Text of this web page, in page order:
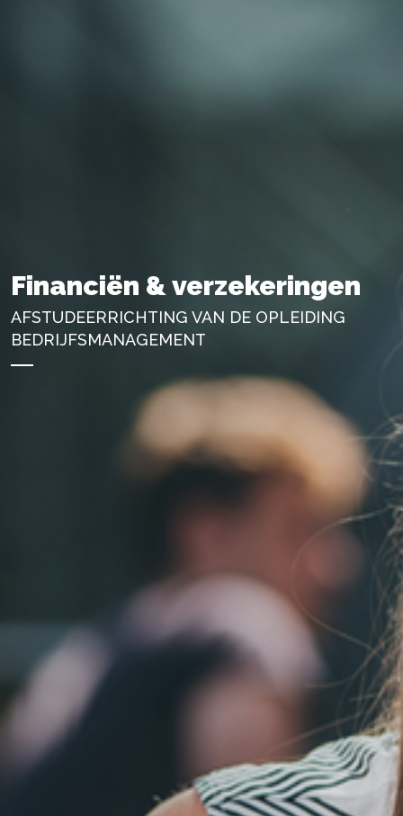
Financiën & verzekeringen
AFSTUDEERRICHTING VAN DE OPLEIDING
BEDRIJFSMANAGEMENT